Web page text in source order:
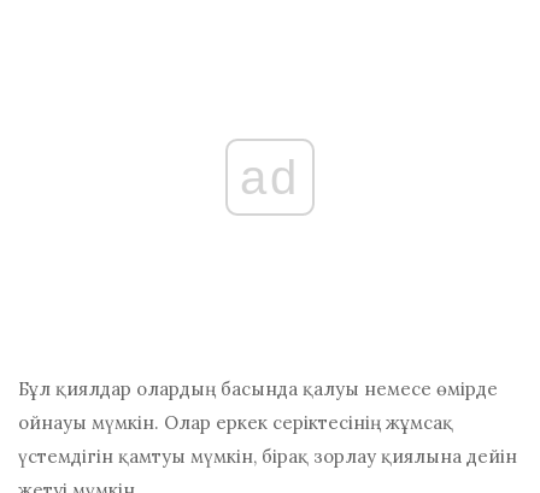
ad
Бұл қиялдар олардың басында қалуы немесе өмірде
ойнауы мүмкін. Олар еркек серіктесінің жұмсақ
үстемдігін қамтуы мүмкін, бірақ зорлау қиялына дейін